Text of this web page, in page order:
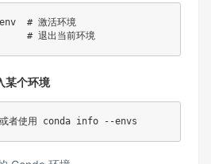
# 激活环境
# 退出当前环境
某个环境
使用 conda info --envs